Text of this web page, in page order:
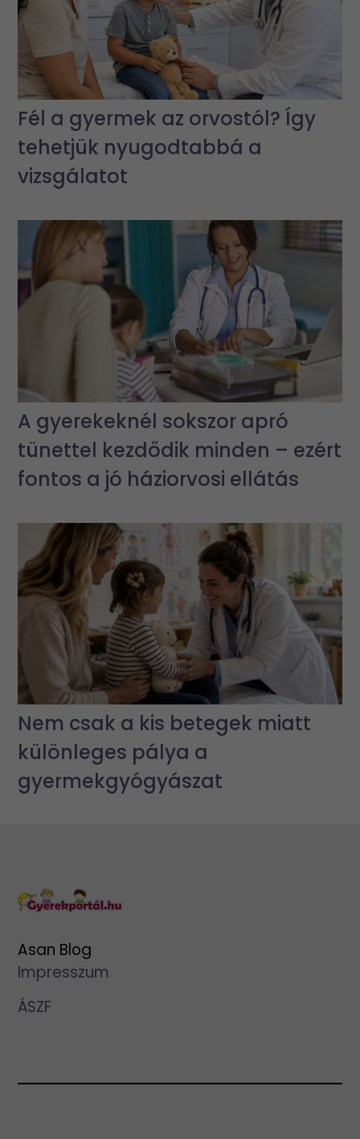
Fél a gyermek az orvostól? Így
tehetjük nyugodtabbá a
vizsgálatot
A gyerekeknél sokszor apró
tünettel kezdődik minden – ezért
fontos a jó háziorvosi ellátás
Nem csak a kis betegek miatt
különleges pálya a
gyermekgyógyászat
Asan Blog
Impresszum
ÁSZF